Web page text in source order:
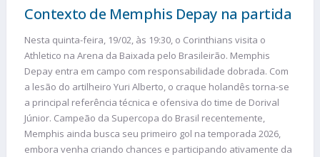
Contexto de Memphis Depay na partida
Nesta quinta-feira, 19/02, às 19:30, o Corinthians visita o
Athletico na Arena da Baixada pelo Brasileirão. Memphis
Depay entra em campo com responsabilidade dobrada. Com
a lesão do artilheiro Yuri Alberto, o craque holandês torna-se
a principal referência técnica e ofensiva do time de Dorival
Júnior. Campeão da Supercopa do Brasil recentemente,
Memphis ainda busca seu primeiro gol na temporada 2026,
embora venha criando chances e participando ativamente da